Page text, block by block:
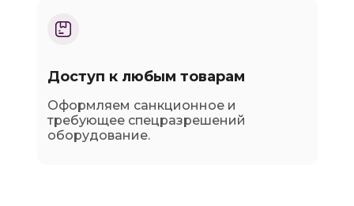
Доступ к любым товарам
Оформляем санкционное и
требующее спецразрешений
оборудование.